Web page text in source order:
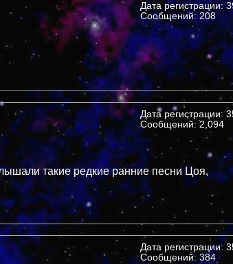
Дата регистрации:
Сообщений: 208
Дата регистрации:
Сообщений: 2,094
такие редкие ранние песни Цоя,
Дата регистрации:
Сообщений: 384